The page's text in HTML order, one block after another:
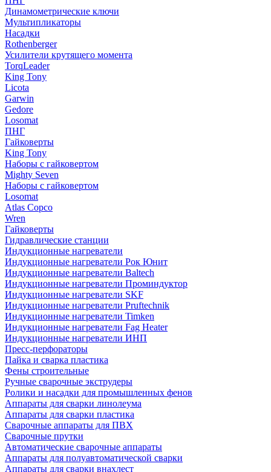
Динамометрические ключи
Мультипликаторы
Насадки
Rothenberger
Усилители крутящего момента
TorqLeader
King Tony
Licota
Garwin
Gedore
Losomat
ПНГ
Гайковерты
King Tony
Наборы с гайковертом
Mighty Seven
Наборы с гайковертом
Losomat
Atlas Copco
Wren
Гайковерты
Гидравлические станции
Индукционные нагреватели
Индукционные нагреватели Рок Юнит
Индукционные нагреватели Baltech
Индукционные нагреватели Проминдуктор
Индукционные нагреватели SKF
Индукционные нагреватели Pruftechnik
Индукционные нагреватели Timken
Индукционные нагреватели Fag Heater
Индукционные нагреватели ИНП
Пресс-перфораторы
Пайка и сварка пластика
Фены строительные
Ручные сварочные экструдеры
Ролики и насадки для промышленных фенов
Аппараты для сварки линолеума
Аппараты для сварки пластика
Сварочные аппараты для ПВХ
Сварочные прутки
Автоматические сварочные аппараты
Аппараты для полуавтоматической сварки
Аппараты для сварки внахлест